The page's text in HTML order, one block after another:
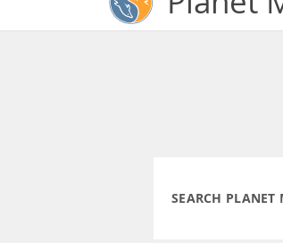
SEARCH PLANET